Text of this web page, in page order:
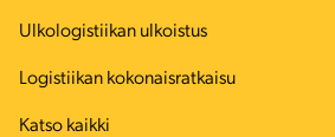
Ulkologistiikan ulkoistus
Logistiikan kokonaisratkaisu
Katso kaikki